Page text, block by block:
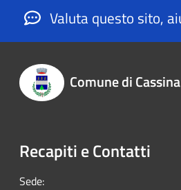
Valuta questo sito,
Comune di
Recapiti e Contatti
Sede: